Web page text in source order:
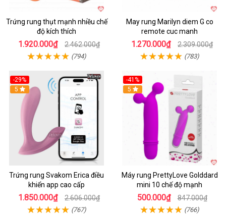
Trứng rung thụt mạnh nhiều chế
độ kích thích
1.920.000₫ 2.462.000₫
(794)
May rung Marilyn diem G co
remote cuc manh
1.270.000₫ 2.309.000₫
(783)
-29%
Hot
5
Trứng rung Svakom Erica điều
khiển app cao cấp
1.850.000₫ 2.606.000₫
(767)
-41%
Hot
5
Máy rung PrettyLove Golddard
mini 10 chế độ mạnh
500.000₫ 847.000₫
(766)